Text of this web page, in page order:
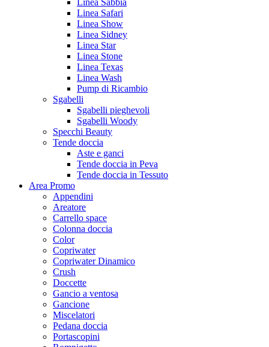
Linea Sabbia
Linea Safari
Linea Show
Linea Sidney
Linea Star
Linea Stone
Linea Texas
Linea Wash
Pump di Ricambio
Sgabelli
Sgabelli pieghevoli
Sgabelli Woody
Specchi Beauty
Tende doccia
Aste e ganci
Tende doccia in Peva
Tende doccia in Tessuto
Area Promo
Appendini
Areatore
Carrello space
Colonna doccia
Color
Copriwater
Copriwater Dinamico
Crush
Doccette
Gancio a ventosa
Gancione
Miscelatori
Pedana doccia
Portascopini